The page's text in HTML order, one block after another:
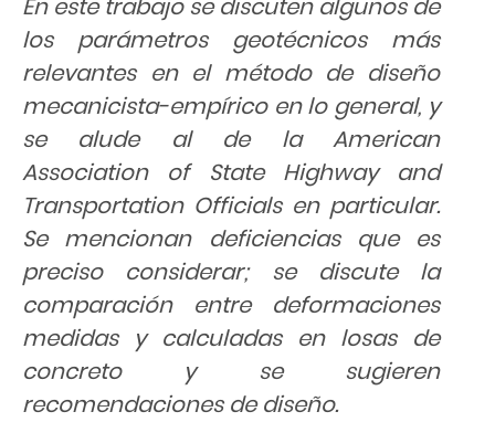
En este trabajo se discuten algunos de
los parámetros geotécnicos más
relevantes en el método de diseño
mecanicista-empírico en lo general, y
se alude al de la American
Association of State Highway and
Transportation Officials en particular.
Se mencionan deficiencias que es
preciso considerar; se discute la
comparación entre deformaciones
medidas y calculadas en losas de
concreto y se sugieren
recomendaciones de diseño.